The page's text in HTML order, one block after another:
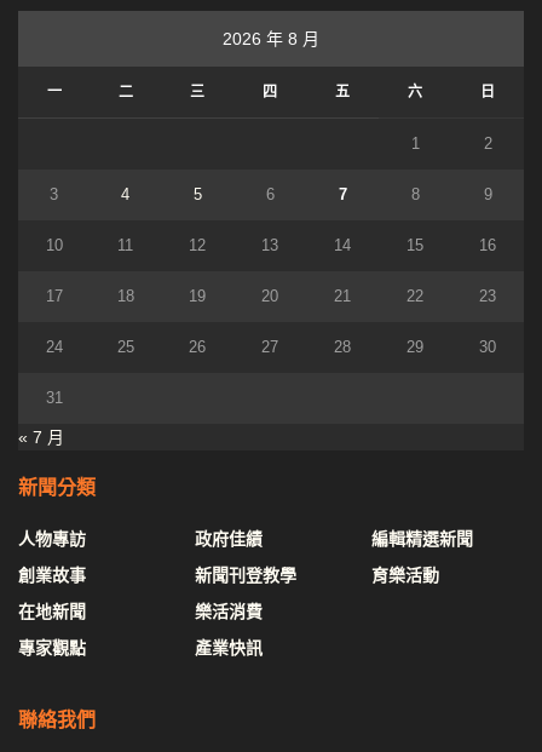
2026 年 8 月
一 二 三 四 五 六 日
1 2
3 4 5 6 7 8 9
10 11 12 13 14 15 16
17 18 19 20 21 22 23
24 25 26 27 28 29 30
31
« 7 月
新聞分類
人物專訪
創業故事
在地新聞
專家觀點
政府佳績
新聞刊登教學
樂活消費
產業快訊
編輯精選新聞
育樂活動
聯絡我們